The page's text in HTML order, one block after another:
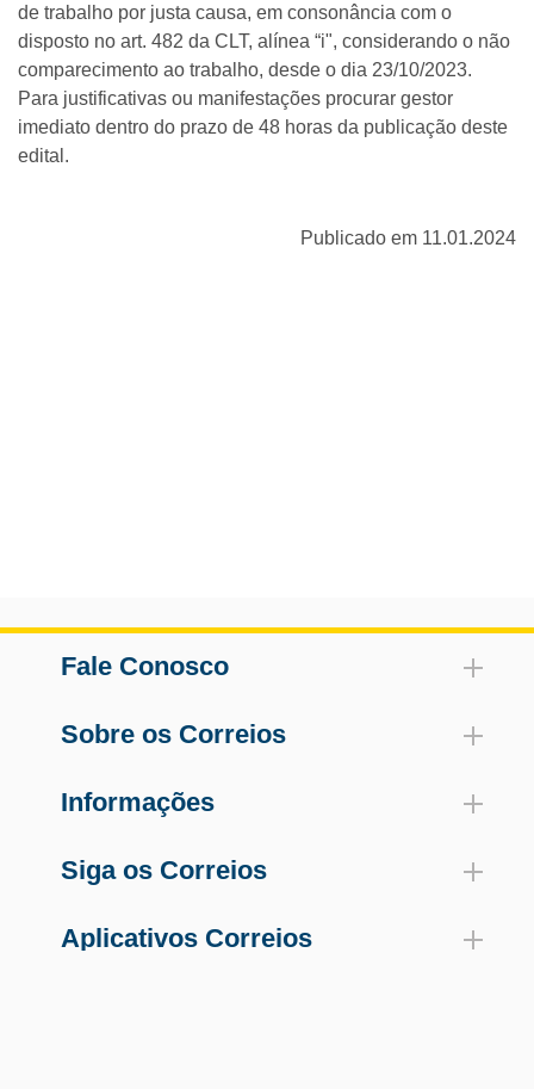
de trabalho por justa causa, em consonância com o
disposto no art. 482 da CLT, alínea “i", considerando o não
comparecimento ao trabalho, desde o dia 23/10/2023.
Para justificativas ou manifestações procurar gestor
imediato dentro do prazo de 48 horas da publicação deste
edital.
Publicado em 11.01.2024
Fale Conosco
Sobre os Correios
Informações
Siga os Correios
Aplicativos Correios